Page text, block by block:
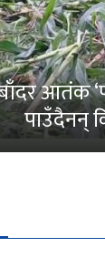
आतंक
पाउँदैनन्